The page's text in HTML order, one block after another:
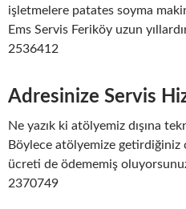
işletmelere patates soyma
Ems Servis Feriköy uzun
2536412
Adresinize Servis
Ne yazık ki atölyemiz dışına
Böylece atölyemize getirdiğiniz
ücreti de ödememiş
2370749